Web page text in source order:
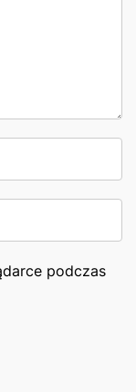
podczas